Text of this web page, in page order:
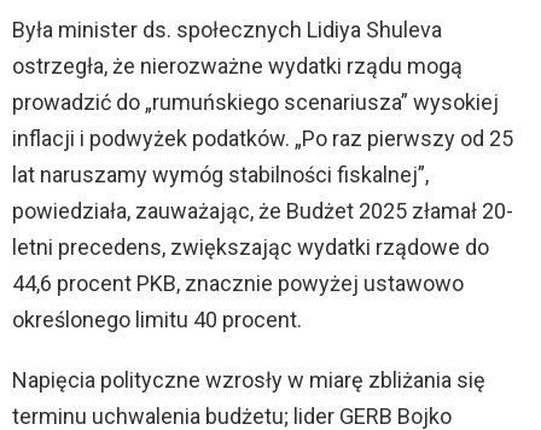
Była minister ds. społecznych Lidiya Shuleva
ostrzegła, że nierozważne wydatki rządu mogą
prowadzić do „rumuńskiego scenariusza” wysokiej
inflacji i podwyżek podatków. „Po raz pierwszy od 25
lat naruszamy wymóg stabilności fiskalnej”,
powiedziała, zauważając, że Budżet 2025 złamał 20-
letni precedens, zwiększając wydatki rządowe do
44,6 procent PKB, znacznie powyżej ustawowo
określonego limitu 40 procent.
Napięcia polityczne wzrosły w miarę zbliżania się
terminu uchwalenia budżetu; lider GERB Bojko